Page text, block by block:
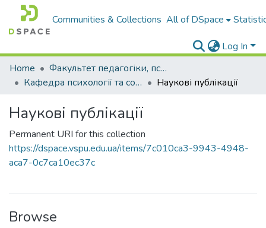
Communities & Collections All of DSpace
Log In
Home
Факультет педагогіки, психології і професійної освіти
Кафедра психології та соціальної роботи
Наукові публікації
Наукові публікації
Permanent URI for this collection
https://dspace.vspu.edu.ua/items/7c010ca3-9943-4948-
aca7-0c7ca10ec37c
Browse